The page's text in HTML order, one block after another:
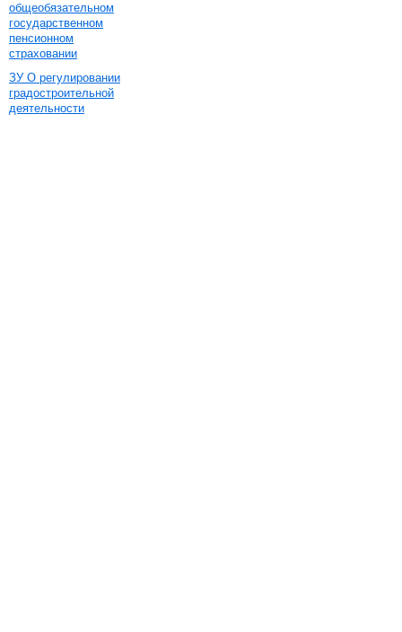
общеобязательном
государственном
пенсионном
страховании
ЗУ О регулировании
градостроительной
деятельности